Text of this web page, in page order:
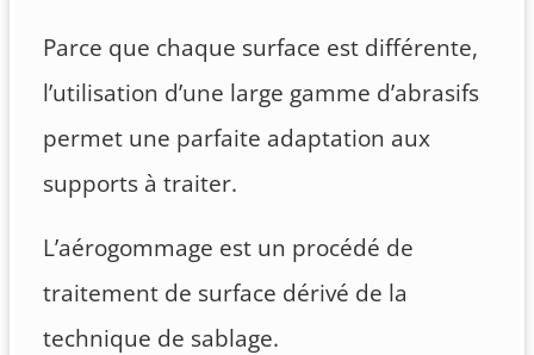
Parce que chaque surface est différente,
l’utilisation d’une large gamme d’abrasifs
permet une parfaite adaptation aux
supports à traiter.
L’aérogommage est un procédé de
traitement de surface dérivé de la
technique de sablage.